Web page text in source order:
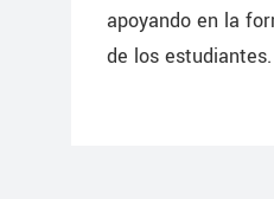
apoyando en la
de los estudiantes.